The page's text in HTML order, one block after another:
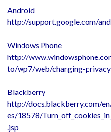
Android
http://support.google.com/
Windows Phone
http://
to/wp7/web/changing-
Blackberry
http://docs.blackberry.com/
es/18578/
.jsp